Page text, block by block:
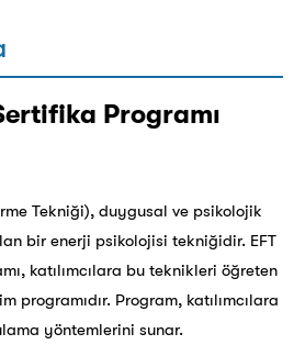
Programı
Tekniği), duygusal ve psikolojik
bir enerji psikolojisi tekniğidir. EFT
katılımcılara bu teknikleri öğreten
programıdır. Program, katılımcılara
yöntemlerini sunar.